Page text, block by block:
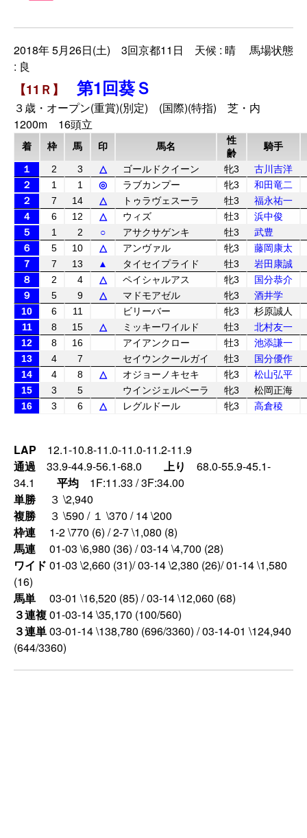
2018年 5月26日(土) 3回京都11日 天候 : 晴 馬場状態
: 良
【11Ｒ】 第1回葵Ｓ
３歳・オープン(重賞)(別定) (国際)(特指) 芝・内
1200m 16頭立
着 枠 馬 印 馬名
性
齢
騎手
１ 2 3 △ ゴールドクイーン 牝3
古川吉洋
２
1 1 ◎ ラブカンプー 牝3
和田竜二
２
7 14 △ トゥラヴェスーラ 牡3
福永祐一
４
6 12 △ ウィズ 牡3
浜中俊
５
1 2 ○ アサクサゲンキ 牡3
武豊
６
5 10 △ アンヴァル 牝3
藤岡康太
７
7 13 ▲ タイセイプライド 牡3
岩田康誠
８
2 4 △ ペイシャルアス 牝3
国分恭介
９
5 9 △ マドモアゼル 牝3
酒井学
10
6 11 ビリーバー 牝3
杉原誠人
11
8 15 △ ミッキーワイルド 牡3
北村友一
12
8 16 アイアンクロー 牡3
池添謙一
13
4 7 セイウンクールガイ 牡3
国分優作
14
4 8 △ オジョーノキセキ 牝3
松山弘平
15
3 5 ウインジェルベーラ 牝3
松岡正海
16
3 6 △ レグルドール 牝3 高倉稜
LAP 12.1-10.8-11.0-11.0-11.2-11.9
通過 33.9-44.9-56.1-68.0 上り 68.0-55.9-45.1-
34.1
平均 1F:11.33 / 3F:34.00
単勝
３ \2,940
複勝
３ \590 / １ \370 / 14 \200
枠連
1-2 \770 (6) / 2-7 \1,080 (8)
馬連
01-03 \6,980 (36) / 03-14 \4,700 (28)
ワイド 01-03 \2,660 (31)/ 03-14 \2,380 (26)/ 01-14 \1,580
(16)
馬単
03-01 \16,520 (85) / 03-14 \12,060 (68)
３連複01-03-14 \35,170 (100/560)
３連単03-01-14 \138,780 (696/3360) / 03-14-01 \124,940
(644/3360)